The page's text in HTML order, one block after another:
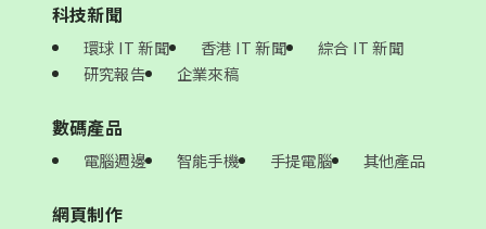
科技新聞
環球 IT 新聞 香港 IT 新聞
綜合 IT 新聞
研究報告
企業來稿
數碼產品
電腦週邊 智能手機 手提電腦 其他產品
網頁制作